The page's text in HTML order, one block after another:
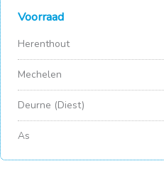
Voorraad
Herenthout
Mechelen
Deurne (Diest)
As